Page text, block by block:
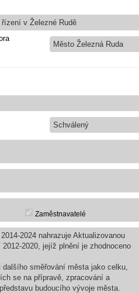
v Železné Rudě
Město Železná Ruda
Schválený
Zaměstnavatelé
2024 nahrazuje Aktualizovanou
2020, jejíž plnění je zhodnoceno
směřování města jako celku,
se na přípravě, zpracování a
budoucího vývoje města.